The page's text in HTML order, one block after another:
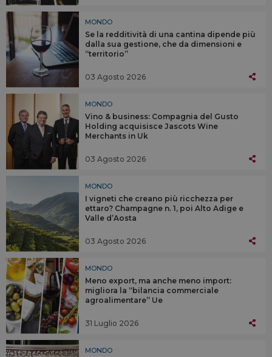
MONDO
Se la redditività di una cantina dipende più
dalla sua gestione, che da dimensioni e
“territorio”
03 Agosto 2026
MONDO
Vino & business: Compagnia del Gusto
Holding acquisisce Jascots Wine
Merchants in Uk
03 Agosto 2026
MONDO
I vigneti che creano più ricchezza per
ettaro? Champagne n. 1, poi Alto Adige e
Valle d’Aosta
03 Agosto 2026
MONDO
Meno export, ma anche meno import:
migliora la “bilancia commerciale
agroalimentare” Ue
31 Luglio 2026
MONDO